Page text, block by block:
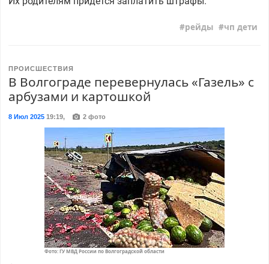
рейды чп дети
ПРОИСШЕСТВИЯ
В Волгограде перевернулась «Газель» с
арбузами и картошкой
8 Июл 202519:19, 2 фото
Фото: ГУ МВД России по Волгоградской области